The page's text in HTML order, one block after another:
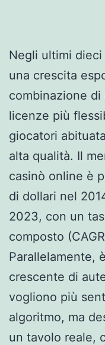
Negli ultimi dieci
una crescita
combinazione
licenze più
giocatori
alta qualità. Il
casinò online è
di dollari nel
2023, con un
composto
Parallelamente,
crescente di
vogliono più
algoritmo, ma
un tavolo reale,